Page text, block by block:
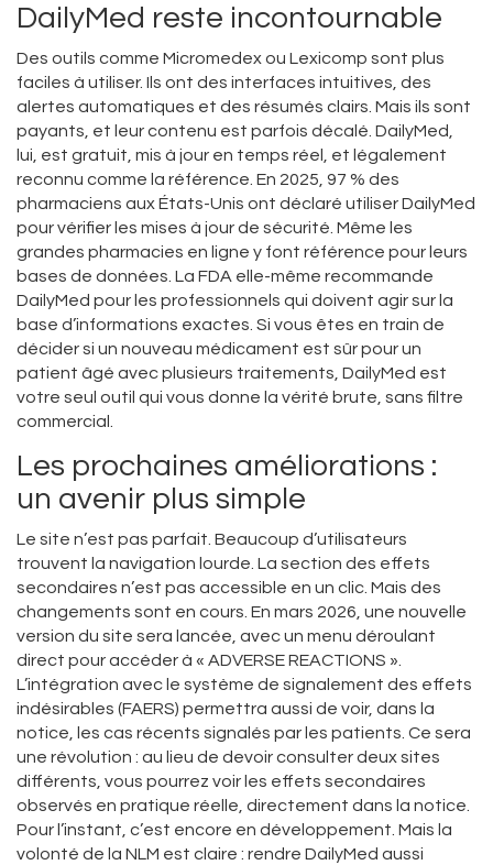
DailyMed reste incontournable
Des outils comme Micromedex ou Lexicomp sont plus
faciles à utiliser. Ils ont des interfaces intuitives, des
alertes automatiques et des résumés clairs. Mais ils sont
payants, et leur contenu est parfois décalé. DailyMed,
lui, est gratuit, mis à jour en temps réel, et légalement
reconnu comme la référence. En 2025, 97 % des
pharmaciens aux États-Unis ont déclaré utiliser DailyMed
pour vérifier les mises à jour de sécurité. Même les
grandes pharmacies en ligne y font référence pour leurs
bases de données. La FDA elle-même recommande
DailyMed pour les professionnels qui doivent agir sur la
base d’informations exactes. Si vous êtes en train de
décider si un nouveau médicament est sûr pour un
patient âgé avec plusieurs traitements, DailyMed est
votre seul outil qui vous donne la vérité brute, sans filtre
commercial.
Les prochaines améliorations :
un avenir plus simple
Le site n’est pas parfait. Beaucoup d’utilisateurs
trouvent la navigation lourde. La section des effets
secondaires n’est pas accessible en un clic. Mais des
changements sont en cours. En mars 2026, une nouvelle
version du site sera lancée, avec un menu déroulant
direct pour accéder à « ADVERSE REACTIONS ».
L’intégration avec le système de signalement des effets
indésirables (FAERS) permettra aussi de voir, dans la
notice, les cas récents signalés par les patients. Ce sera
une révolution : au lieu de devoir consulter deux sites
différents, vous pourrez voir les effets secondaires
observés en pratique réelle, directement dans la notice.
Pour l’instant, c’est encore en développement. Mais la
volonté de la NLM est claire : rendre DailyMed aussi